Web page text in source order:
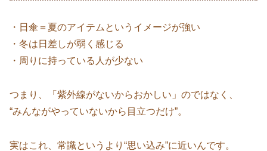
・日傘＝夏のアイテムというイメージが強い
・冬は日差しが弱く感じる
・周りに持っている人が少ない
つまり、「紫外線がないからおかしい」のではなく、
“みんながやっていないから目立つだけ”。
実はこれ、常識というより“思い込み”に近いんです。